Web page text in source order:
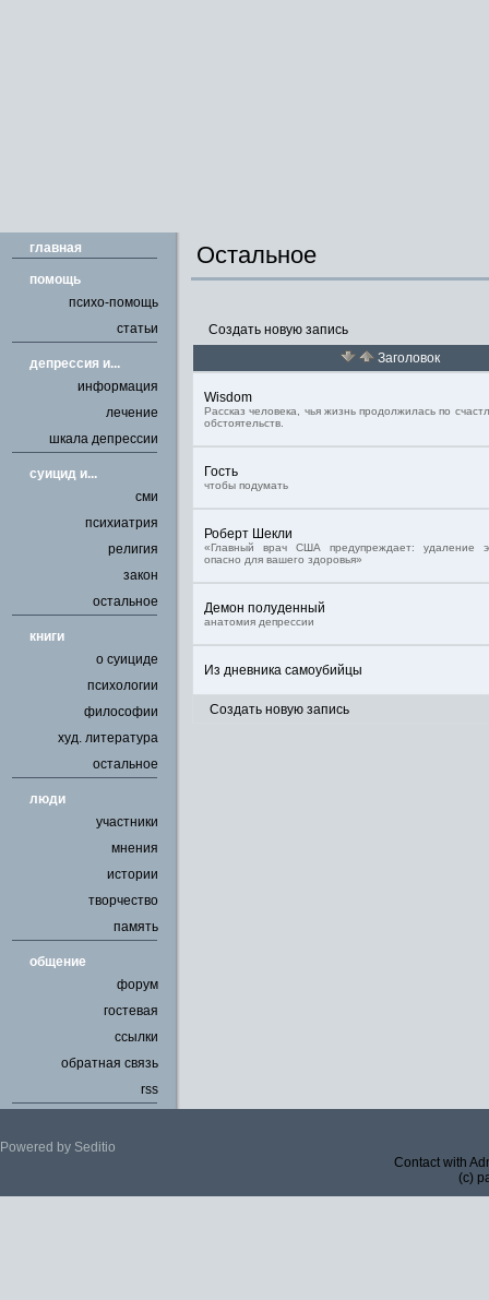
главная
помощь
психо-помощь
статьи
депрессия и...
информация
лечение
шкала депрессии
cуицид и...
сми
психиатрия
религия
закон
остальное
книги
о суициде
психологии
философии
худ. литература
остальное
люди
участники
мнения
истории
творчество
память
общение
форум
гостевая
ссылки
обратная связь
rss
Остальное
Создать новую запись
Заголовок
Wisdom
Рассказ человека, чья жизнь продолжилась по
обстоятельств.
Гость
чтобы подумать
Роберт Шекли
«Главный врач США предупреждает: удаление
опасно для вашего здоровья»
Демон полуденный
анатомия депрессии
Из дневника самоубийцы
Создать новую запись
Powered by Seditio
Contact with
(c)